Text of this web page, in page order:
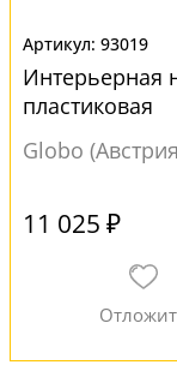
93019
Интерьерная
пластиковая
Globo
11 025 ₽